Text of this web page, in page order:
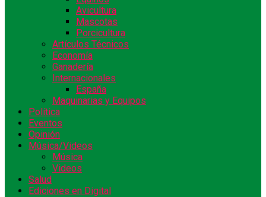
Avicultura
Mascotas
Porcicultura
Artículos Técnicos
Economía
Ganadería
Internacionales
España
Maquinarias y Equipos
Política
Eventos
Opinión
Música/Videos
Música
Videos
Salud
Ediciones en Digital